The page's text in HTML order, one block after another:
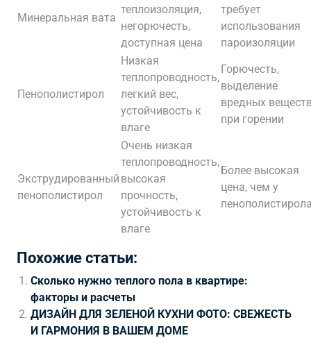
Минеральная вата
теплоизоляция,
негорючесть,
доступная цена
требует
использования
пароизоляции
Пенополистирол
Низкая
теплопроводность,
легкий вес,
устойчивость к
влаге
Горючесть,
выделение
вредных
при горении
Экструдированный
пенополистирол
Очень низкая
теплопроводность,
высокая
прочность,
устойчивость к
влаге
Более высокая
цена, чем у
Похожие статьи:
Сколько нужно теплого пола в квартире:
факторы и расчеты
ДИЗАЙН ДЛЯ ЗЕЛЕНОЙ КУХНИ ФОТО: СВЕЖЕСТЬ
И ГАРМОНИЯ В ВАШЕМ ДОМЕ